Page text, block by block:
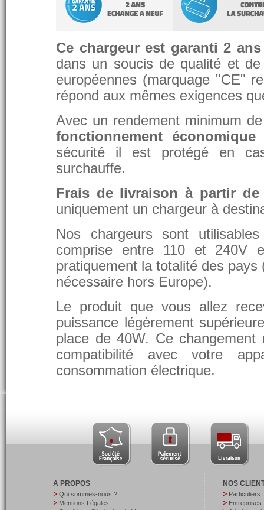
Ce chargeur est garanti 2 ans
dans un soucis de qualité et
européennes (marquage "CE"
répond aux mêmes exigences
Avec un rendement minimum
fonctionnement
sécurité il est protégé en
surchauffe.
Frais de livraison à partir de
uniquement un chargeur à
Nos chargeurs sont
comprise entre 110 et 240V
pratiquement la totalité des
nécessaire hors Europe).
Le produit que vous allez
puissance légèrement
place de 40W. Ce
compatibilité avec votre
consommation électrique.
A PROPOS
Qui sommes-nous ?
Mentions Légales
NOS
Particuliers
Entreprises